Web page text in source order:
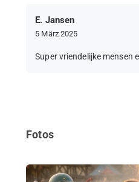
E. Jansen
5 März 2025
Super vriendelijke mensen
Fotos